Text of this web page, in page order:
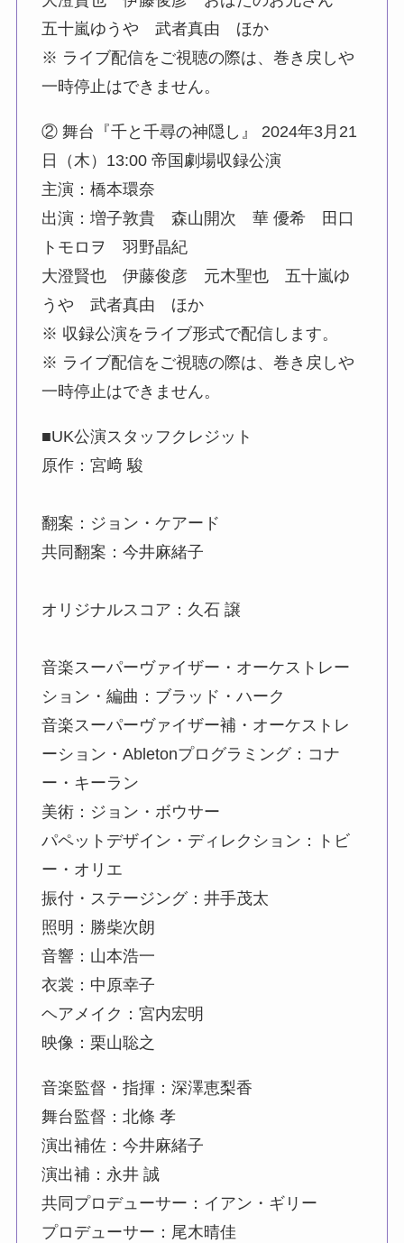
五十嵐ゆうや 武者真由 ほか
※ ライブ配信をご視聴の際は、巻き戻しや
一時停止はできません。
② 舞台『千と千尋の神隠し』 2024年3月21
日（木）13:00 帝国劇場収録公演
主演：橋本環奈
出演：増子敦貴 森山開次 華 優希 田口
トモロヲ 羽野晶紀
大澄賢也 伊藤俊彦 元木聖也 五十嵐ゆ
うや 武者真由 ほか
※ 収録公演をライブ形式で配信します。
※ ライブ配信をご視聴の際は、巻き戻しや
一時停止はできません。
■UK公演スタッフクレジット
原作：宮﨑 駿
翻案：ジョン・ケアード
共同翻案：今井麻緒子
オリジナルスコア：久石 譲
音楽スーパーヴァイザー・オーケストレー
ション・編曲：ブラッド・ハーク
音楽スーパーヴァイザー補・オーケストレ
ーション・Abletonプログラミング：コナ
ー・キーラン
美術：ジョン・ボウサー
パペットデザイン・ディレクション：トビ
ー・オリエ
振付・ステージング：井手茂太
照明：勝柴次朗
音響：山本浩一
衣裳：中原幸子
ヘアメイク：宮内宏明
映像：栗山聡之
音楽監督・指揮：深澤恵梨香
舞台監督：北條 孝
演出補佐：今井麻緒子
演出補：永井 誠
共同プロデューサー：イアン・ギリー
プロデューサー：尾木晴佳